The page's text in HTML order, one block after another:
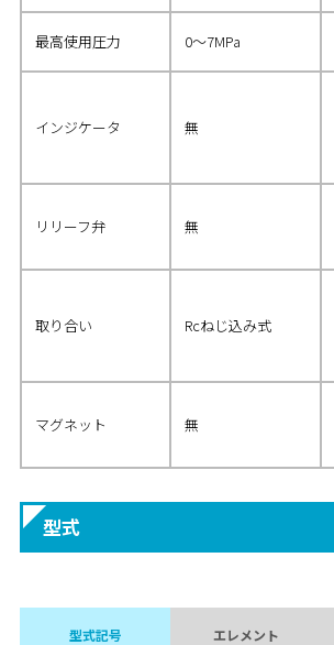
最高使用圧力 0～7MPa
インジケータ 無
リリーフ弁 無
取り合い Rcねじ込み式
マグネット 無
型式
型式記号 エレメント